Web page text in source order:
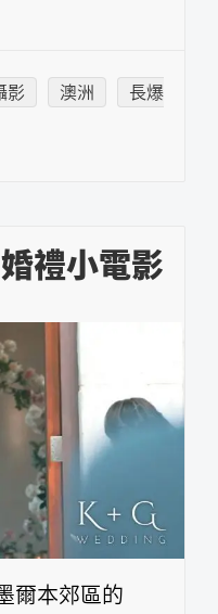
影 澳洲
長爆
禮小電影
爾本郊區的